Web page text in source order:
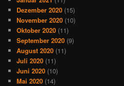
Dezember 2020 (15)
November 2020 (10)
Oktober 2020 (11)
September 2020 (9)
August 2020 (11)
Juli 2020 (11)
Juni 2020 (10)
Mai 2020 (14)